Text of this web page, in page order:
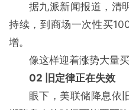
据九派新闻报道，清
持续，到商场一次性买
增。
像这样迎着涨势大量
02 旧定律正在失效
眼下，美联储降息依